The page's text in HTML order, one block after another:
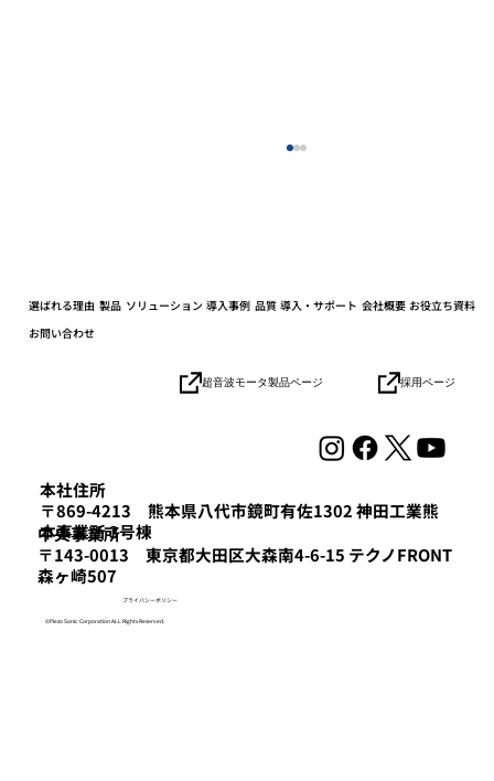
業者300社」を受賞しました
本社住所
〒869-4213 熊本県八代市鏡町有佐1302 神田工業熊
本事業所 3号棟
​中央事業所
〒143-0013 東京都大田区大森南4-6-15 テクノFRONT
森ヶ崎507
選ばれる理由 製品 ソリューション 導入事例 品質 導入・サポート 会社概要 お役立ち資料
お問い合わせ
超音波モータ製品ページ 採用ページ
プライバシーポリシー
©Piezo Sonic Corporation ALL Rights Reserved.